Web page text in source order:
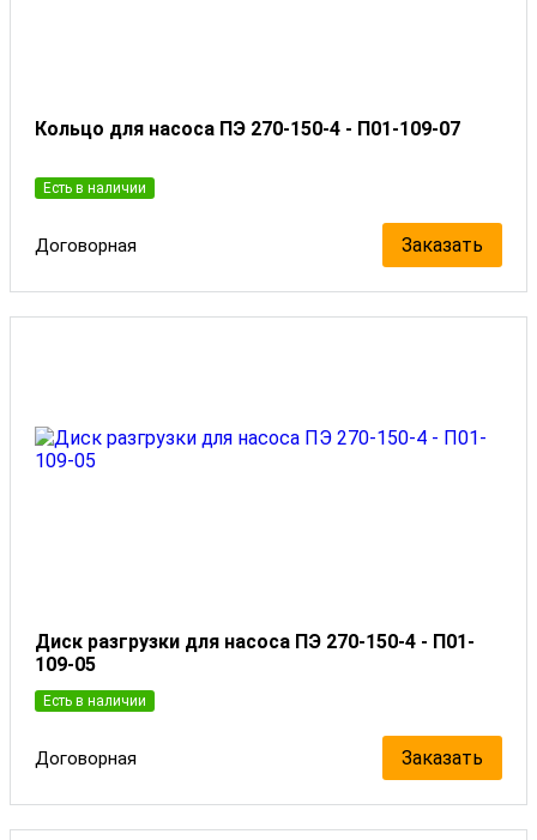
Кольцо для насоса ПЭ 270-150-4 - П01-109-07
Есть в наличии
Договорная Заказать
Диск разгрузки для насоса ПЭ 270-150-4 - П01-
109-05
Есть в наличии
Договорная Заказать